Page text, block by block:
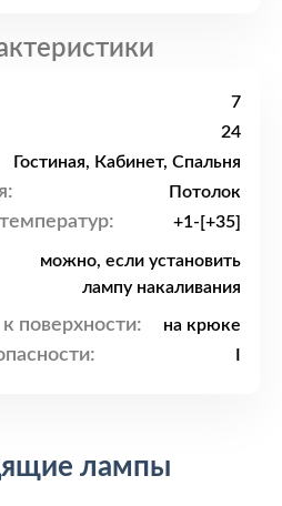
7
24
Гостиная, Кабинет, Спальня
Потолок
+1-[+35]
можно, если установить
лампу накаливания
поверхности: на крюке
лампы